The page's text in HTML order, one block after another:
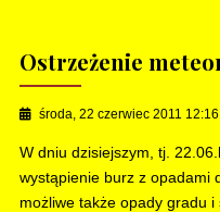
Ostrzeżenie
środa, 22 czerwiec 2011 12:16
W dniu dzisiejszym, tj.
wystąpienie burz z opadami
możliwe także opady gradu i